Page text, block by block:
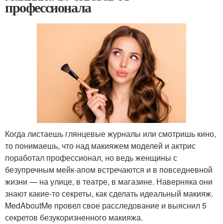
профессионала
Когда листаешь глянцевые журналы или смотришь кино,
то понимаешь, что над макияжем моделей и актрис
поработал профессионал, но ведь женщины с
безупречным мейк-апом встречаются и в повседневной
жизни — на улице, в театре, в магазине. Наверняка они
знают какие-то секреты, как сделать идеальный макияж.
MedAboutMe провел свое расследование и выяснил 5
секретов безукоризненного макияжа.